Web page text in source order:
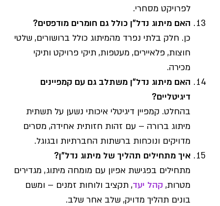
לפרויקט מסחרי.
האם מיתוג נדל"ן כולל גם חומרים מודפסים?
כן. חלק בלתי נפרד מהמיתוג כולל ברושורים, שלטי
חוצות, פלאיירים, מעטפות, תיקי פרויקט ותיקי
מכירה.
האם מיתוג נדל"ן משתלב גם עם קמפיינים
דיגיטליים?
בהחלט. קמפיין דיגיטלי איכותי נשען על תשתית
מיתוג ברורה – עם זהות חזותית אחידה, מסרים
מדויקים ונוכחות ברשתות החברתיות ובגוגל.
איך מתחילים תהליך של מיתוג נדל"ן?
מתחילים בפגישת אפיון עם מומחה מיתוג, מגדירים
מטרות, קהל יעד, תקציב ולוחות זמנים – ומשם
בונים תהליך מדויק, שלב אחר שלב.